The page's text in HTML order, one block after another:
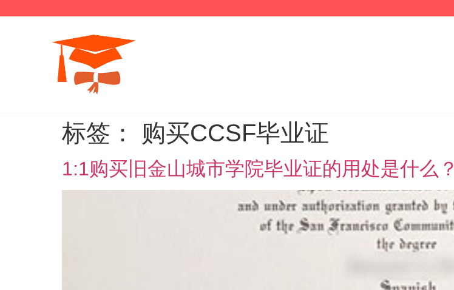
标签： 购买CCSF毕业证
1:1购买旧金山城市学院毕业证的用处是什么？